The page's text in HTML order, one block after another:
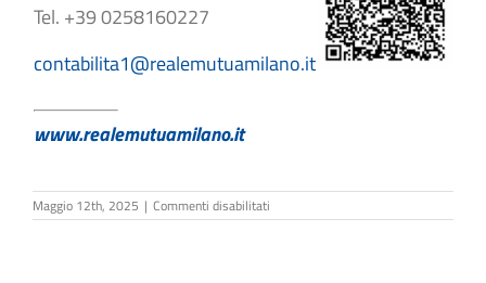
Tel. +39 0258160227
contabilita1@realemutuamilano.it
www.realemutuamilano.it
Maggio 12th, 2025 | Commenti disabilitati
Elisabetta